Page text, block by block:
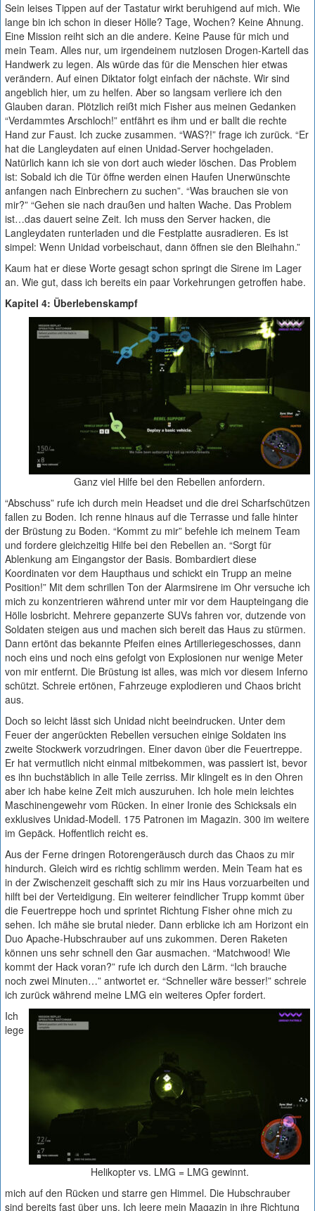
Sein leises Tippen auf der Tastatur wirkt beruhigend auf mich. Wie
lange bin ich schon in dieser Hölle? Tage, Wochen? Keine Ahnung.
Eine Mission reiht sich an die andere. Keine Pause für mich und
mein Team. Alles nur, um irgendeinem nutzlosen Drogen-Kartell das
Handwerk zu legen. Als würde das für die Menschen hier etwas
verändern. Auf einen Diktator folgt einfach der nächste. Wir sind
angeblich hier, um zu helfen. Aber so langsam verliere ich den
Glauben daran. Plötzlich reißt mich Fisher aus meinen Gedanken
“Verdammtes Arschloch!” entfährt es ihm und er ballt die rechte
Hand zur Faust. Ich zucke zusammen. “WAS?!” frage ich zurück. “Er
hat die Langleydaten auf einen Unidad-Server hochgeladen.
Natürlich kann ich sie von dort auch wieder löschen. Das Problem
ist: Sobald ich die Tür öffne werden einen Haufen Unerwünschte
anfangen nach Einbrechern zu suchen”. “Was brauchen sie von
mir?” “Gehen sie nach draußen und halten Wache. Das Problem
ist…das dauert seine Zeit. Ich muss den Server hacken, die
Langleydaten runterladen und die Festplatte ausradieren. Es ist
simpel: Wenn Unidad vorbeischaut, dann öffnen sie den Bleihahn.”
Kaum hat er diese Worte gesagt schon springt die Sirene im Lager
an. Wie gut, dass ich bereits ein paar Vorkehrungen getroffen habe.
Kapitel 4: Überlebenskampf
Ganz viel Hilfe bei den Rebellen anfordern.
“Abschuss” rufe ich durch mein Headset und die drei Scharfschützen
fallen zu Boden. Ich renne hinaus auf die Terrasse und falle hinter
der Brüstung zu Boden. “Kommt zu mir” befehle ich meinem Team
und fordere gleichzeitig Hilfe bei den Rebellen an. “Sorgt für
Ablenkung am Eingangstor der Basis. Bombardiert diese
Koordinaten vor dem Haupthaus und schickt ein Trupp an meine
Position!” Mit dem schrillen Ton der Alarmsirene im Ohr versuche ich
mich zu konzentrieren während unter mir vor dem Haupteingang die
Hölle losbricht. Mehrere gepanzerte SUVs fahren vor, dutzende von
Soldaten steigen aus und machen sich bereit das Haus zu stürmen.
Dann ertönt das bekannte Pfeifen eines Artilleriegeschosses, dann
noch eins und noch eins gefolgt von Explosionen nur wenige Meter
von mir entfernt. Die Brüstung ist alles, was mich vor diesem Inferno
schützt. Schreie ertönen, Fahrzeuge explodieren und Chaos bricht
aus.
Doch so leicht lässt sich Unidad nicht beeindrucken. Unter dem
Feuer der angerückten Rebellen versuchen einige Soldaten ins
zweite Stockwerk vorzudringen. Einer davon über die Feuertreppe.
Er hat vermutlich nicht einmal mitbekommen, was passiert ist, bevor
es ihn buchstäblich in alle Teile zerriss. Mir klingelt es in den Ohren
aber ich habe keine Zeit mich auszuruhen. Ich hole mein leichtes
Maschinengewehr vom Rücken. In einer Ironie des Schicksals ein
exklusives Unidad-Modell. 175 Patronen im Magazin. 300 im weitere
im Gepäck. Hoffentlich reicht es.
Aus der Ferne dringen Rotorengeräusch durch das Chaos zu mir
hindurch. Gleich wird es richtig schlimm werden. Mein Team hat es
in der Zwischenzeit geschafft sich zu mir ins Haus vorzuarbeiten und
hilft bei der Verteidigung. Ein weiterer feindlicher Trupp kommt über
die Feuertreppe hoch und sprintet Richtung Fisher ohne mich zu
sehen. Ich mähe sie brutal nieder. Dann erblicke ich am Horizont ein
Duo Apache-Hubschrauber auf uns zukommen. Deren Raketen
können uns sehr schnell den Gar ausmachen. “Matchwood! Wie
kommt der Hack voran?” rufe ich durch den Lärm. “Ich brauche
noch zwei Minuten…” antwortet er. “Schneller wäre besser!” schreie
ich zurück während meine LMG ein weiteres Opfer fordert.
Helikopter vs. LMG = LMG gewinnt.
Ich
lege
mich auf den Rücken und starre gen Himmel. Die Hubschrauber
sind bereits fast über uns. Ich leere mein Magazin in ihre Richtung